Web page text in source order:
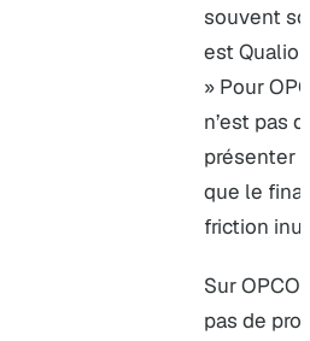
souvent
est
» Pour
n’est pas
présenter
que le
friction
Sur OPCO
pas de